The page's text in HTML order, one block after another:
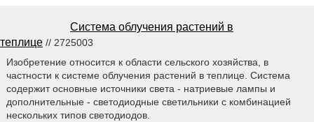
Система облучения растений в
теплице // 2725003
Изобретение относится к области сельского хозяйства, в
частности к системе облучения растений в теплице. Система
содержит основные источники света - натриевые лампы и
дополнительные - светодиодные светильники с комбинацией
нескольких типов светодиодов.